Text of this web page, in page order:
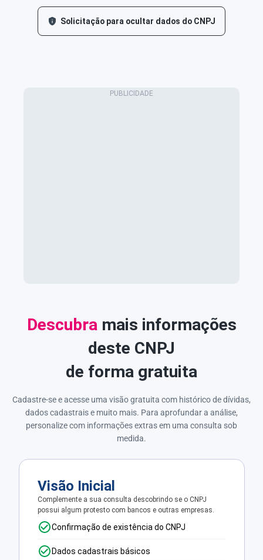
Solicitação para ocultar dados do CNPJ
Descubra mais informações
deste CNPJ
de forma gratuita
Cadastre-se e acesse uma visão gratuita com histórico de dívidas,
dados cadastrais e muito mais. Para aprofundar a análise,
personalize com informações extras em uma consulta sob
medida.
Visão Inicial
Complemente a sua consulta descobrindo se o CNPJ
possui algum protesto com bancos e outras empresas.
Confirmação de existência do CNPJ
Dados cadastrais básicos